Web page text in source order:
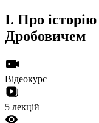
I. Про
Дробовичем
Відеокурс
5 лекцій